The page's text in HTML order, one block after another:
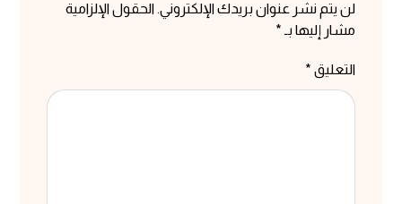
لن يتم نشر عنوان بريدك الإلكتروني. الحقول الإلزامية
مشار إليها بـ *
التعليق *